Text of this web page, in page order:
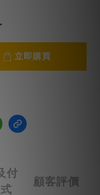
立即購買
付
顧客評價